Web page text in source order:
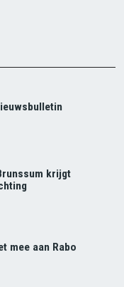
krijgt
mee aan Rabo